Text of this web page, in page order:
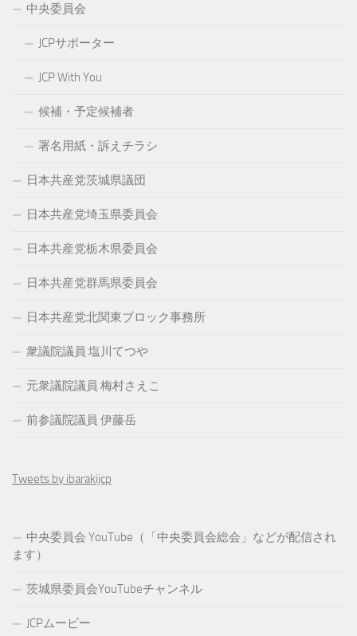
中央委員会
JCPサポーター
JCP With You
候補・予定候補者
署名用紙・訴えチラシ
日本共産党茨城県議団
日本共産党埼玉県委員会
日本共産党栃木県委員会
日本共産党群馬県委員会
日本共産党北関東ブロック事務所
衆議院議員 塩川てつや
元衆議院議員 梅村さえこ
前参議院議員 伊藤岳
Tweets by ibarakijcp
中央委員会 YouTube（「中央委員会総会」などが配信され
ます）
茨城県委員会YouTubeチャンネル
JCPムービー